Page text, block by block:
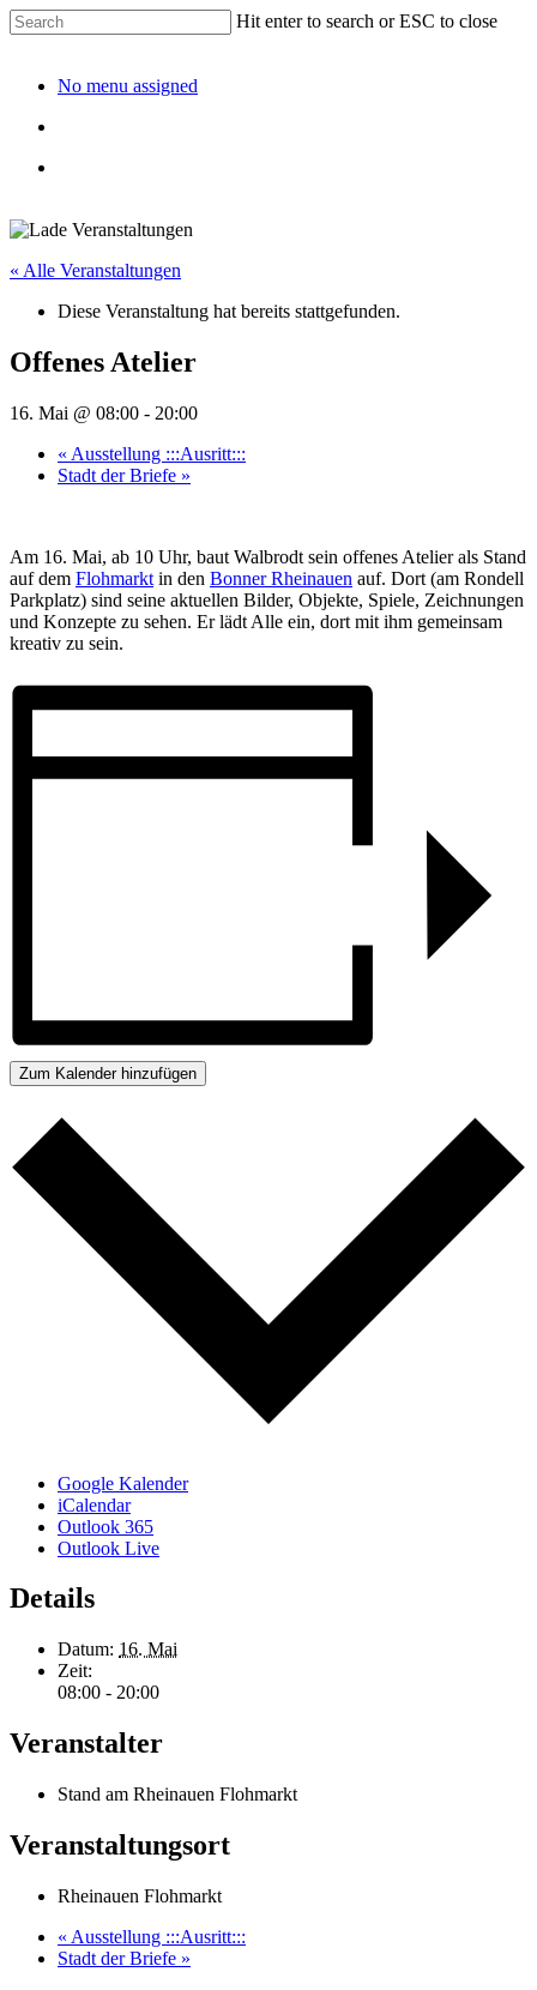
Hit enter to search or ESC to close
No menu assigned
« Alle Veranstaltungen
Diese Veranstaltung hat bereits stattgefunden.
Offenes Atelier
16. Mai @ 08:00 - 20:00
« Ausstellung :::Ausritt:::
Stadt der Briefe »
Am 16. Mai, ab 10 Uhr, baut Walbrodt sein offenes Atelier als Stand
auf dem Flohmarkt in den Bonner Rheinauen auf. Dort (am Rondell
Parkplatz) sind seine aktuellen Bilder, Objekte, Spiele, Zeichnungen
und Konzepte zu sehen. Er lädt Alle ein, dort mit ihm gemeinsam
kreativ zu sein.
Zum Kalender hinzufügen
Google Kalender
iCalendar
Outlook 365
Outlook Live
Details
Datum: 16. Mai
Zeit:
08:00 - 20:00
Veranstalter
Stand am Rheinauen Flohmarkt
Veranstaltungsort
Rheinauen Flohmarkt
« Ausstellung :::Ausritt:::
Stadt der Briefe »